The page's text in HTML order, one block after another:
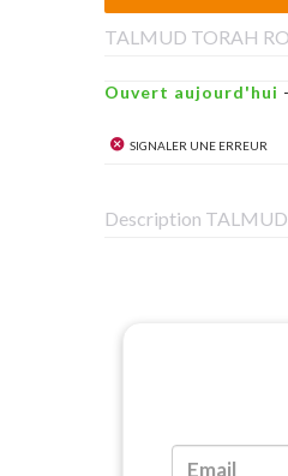
TALMUD TORAH
Ouvert aujourd'hui
Signaler une erreur
Description